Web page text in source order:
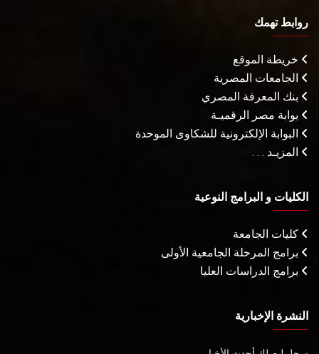
روابط تهمك
خريطة الموقع
الجامعات المصرية
بنك المعرفة المصري
بوابة مصر الرقميـة
البوابة الإلكترونية للشكاوى الموحدة
المزيـد . . .
الكليات و البرامج النوعية
كليات الجامعة
برامج المرحلة الجامعية الأولى
برامج الدراسات العليا
النشرة الإخبارية